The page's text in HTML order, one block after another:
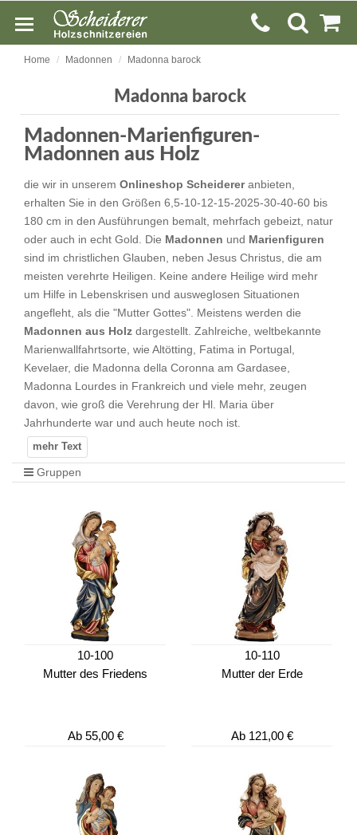
Home Madonnen Madonna barock
Madonna barock
Madonnen-Marienfiguren-
Madonnen aus Holz
die wir in unserem Onlineshop Scheidereranbieten,
erhalten Sie in den Größen 6,5-10-12-15-2025-30-40-60 bis
180 cm in den Ausführungen bemalt, mehrfach gebeizt, natur
oder auch in echt Gold. Die Madonnen und Marienfiguren
sind im christlichen Glauben, neben Jesus Christus, die am
meisten verehrte Heiligen. Keine andere Heilige wird mehr
um Hilfe in Lebenskrisen und ausweglosen Situationen
angefleht, als die "Mutter Gottes". Meistens werden die
Madonnen aus Holz dargestellt. Zahlreiche, weltbekannte
Marienwallfahrtsorte, wie Altötting, Fatima in Portugal,
Kevelaer, die Madonna della Coronna am Gardasee,
Madonna Lourdes in Frankreich und viele mehr, zeugen
davon, wie groß die Verehrung der Hl. Maria über
Jahrhunderte war und auch heute noch ist.
Gruppen
10-100
Mutter des Friedens
Ab55,00 €
10-110
Mutter der Erde
Ab121,00 €